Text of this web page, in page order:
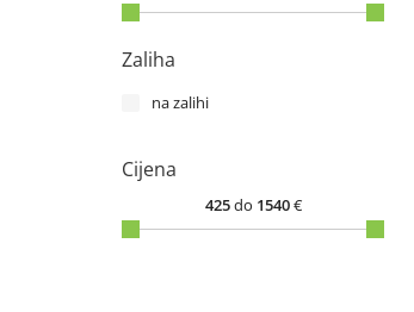
Zaliha
na zalihi
Cijena
425do 1540€